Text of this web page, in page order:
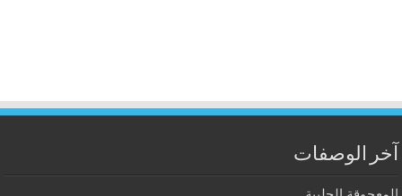
آخر الوصفات